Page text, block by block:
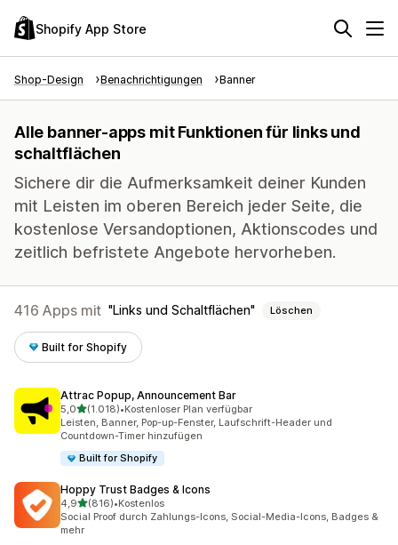
Shopify App Store
Shop-Design Benachrichtigungen Banner
Alle banner-apps mit Funktionen für links und
schaltflächen
Sichere dir die Aufmerksamkeit deiner Kunden
mit Leisten im oberen Bereich jeder Seite, die
kostenlose Versandoptionen, Aktionscodes und
zeitlich befristete Angebote hervorheben.
416 Apps mit Links und Schaltflächen Löschen
Built for Shopify
Attrac Popup, Announcement Bar
5,0von 5 Sternen
(1.018)
1018 Rezensionen insgesamt
•Kostenloser Plan verfügbar
Leisten, Banner, Pop-up-Fenster, Laufschrift-Header und
Countdown-Timer hinzufügen
Built for Shopify
Hoppy Trust Badges & Icons
4,9von 5 Sternen
(816)
816 Rezensionen insgesamt
•Kostenlos
Social Proof durch Zahlungs-Icons, Social-Media-Icons, Badges &
mehr